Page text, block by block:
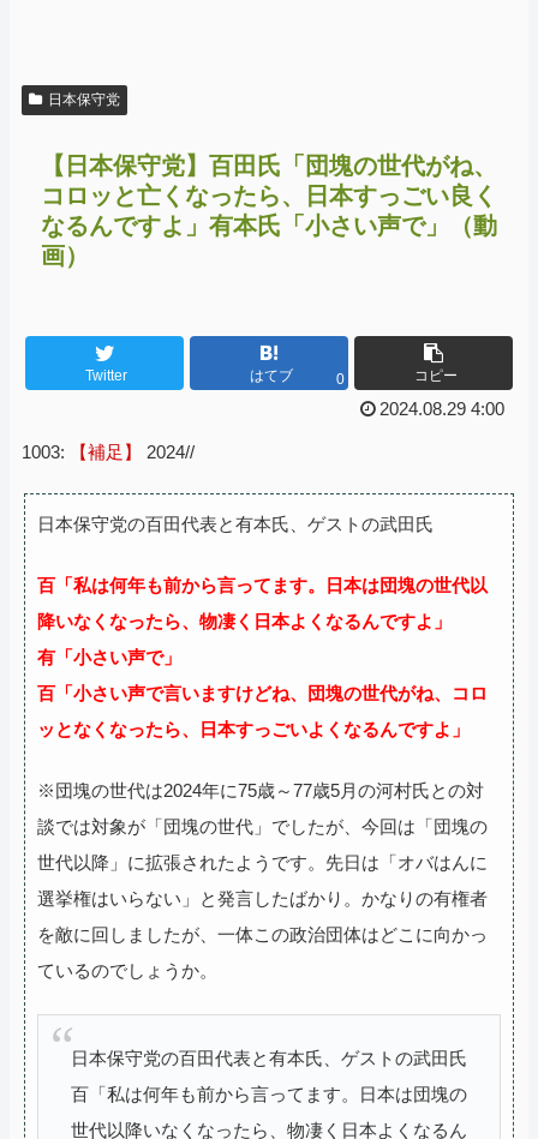
日本保守党
【日本保守党】百田氏「団塊の世代がね、
コロッと亡くなったら、日本すっごい良く
なるんですよ」有本氏「小さい声で」（動
画）
Twitter はてブ 0 コピー
2024.08.29 4:00
1003: 【補足】 2024//
日本保守党の百田代表と有本氏、ゲストの武田氏
百「私は何年も前から言ってます。日本は団塊の世代以
降いなくなったら、物凄く日本よくなるんですよ」
有「小さい声で」
百「小さい声で言いますけどね、団塊の世代がね、コロ
ッとなくなったら、日本すっごいよくなるんですよ」
※団塊の世代は2024年に75歳～77歳5月の河村氏との対
談では対象が「団塊の世代」でしたが、今回は「団塊の
世代以降」に拡張されたようです。先日は「オバはんに
選挙権はいらない」と発言したばかり。かなりの有権者
を敵に回しましたが、一体この政治団体はどこに向かっ
ているのでしょうか。
日本保守党の百田代表と有本氏、ゲストの武田氏
百「私は何年も前から言ってます。日本は団塊の
世代以降いなくなったら、物凄く日本よくなるん